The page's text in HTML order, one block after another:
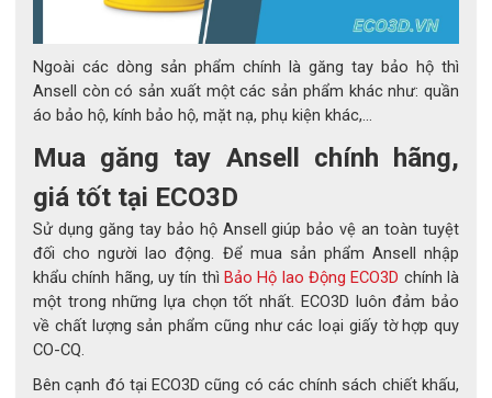
Ngoài các dòng sản phẩm chính là găng tay bảo hộ thì
Ansell còn có sản xuất một các sản phẩm khác như: quần
áo bảo hộ, kính bảo hộ, mặt nạ, phụ kiện khác,...
Mua găng tay Ansell chính hãng,
giá tốt tại ECO3D
Sử dụng găng tay bảo hộ Ansell giúp bảo vệ an toàn tuyệt
đối cho người lao động. Để mua sản phẩm Ansell nhập
khẩu chính hãng, uy tín thì Bảo Hộ lao Động ECO3D chính là
một trong những lựa chọn tốt nhất. ECO3D luôn đảm bảo
về chất lượng sản phẩm cũng như các loại giấy tờ hợp quy
CO-CQ.
Bên cạnh đó tại ECO3D cũng có các chính sách chiết khấu,